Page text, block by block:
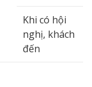
Khi có hội
nghị, khách
đến